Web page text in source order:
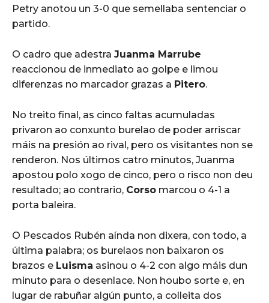
Petry anotou un 3-0 que semellaba sentenciar o
partido.
O cadro que adestra Juanma Marrube
reaccionou de inmediato ao golpe e limou
diferenzas no marcador grazas a Pitero.
No treito final, as cinco faltas acumuladas
privaron ao conxunto burelao de poder arriscar
máis na presión ao rival, pero os visitantes non se
renderon. Nos últimos catro minutos, Juanma
apostou polo xogo de cinco, pero o risco non deu
resultado; ao contrario, Corso marcou o 4-1 a
porta baleira.
O Pescados Rubén aínda non dixera, con todo, a
última palabra; os burelaos non baixaron os
brazos e Luisma asinou o 4-2 con algo máis dun
minuto para o desenlace. Non houbo sorte e, en
lugar de rabuñar algún punto, a colleita dos